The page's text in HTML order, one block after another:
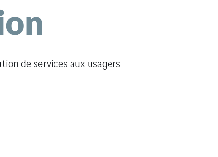
de services aux usagers